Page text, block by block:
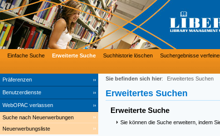
Präferenzen
Benutzerdienste
WebOPAC verlassen
Einfache Suche Erweiterte Suche Suchhistorie löschen Suchergebnisse
Suche nach Neuerwerbungen
Neuerwerbungsliste
Sie befinden sich hier: Erweitertes Suchen
Erweitertes Suchen
Erweiterte Suche
Sie können die Suche erweitern, indem